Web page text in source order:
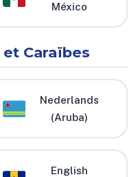
México
Caraïbes
Nederlands
(Aruba)
English